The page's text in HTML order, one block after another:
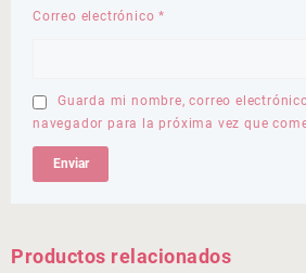
Correo electrónico*
Guarda mi nombre, correo
navegador para la próxima vez que
Productos relacionados